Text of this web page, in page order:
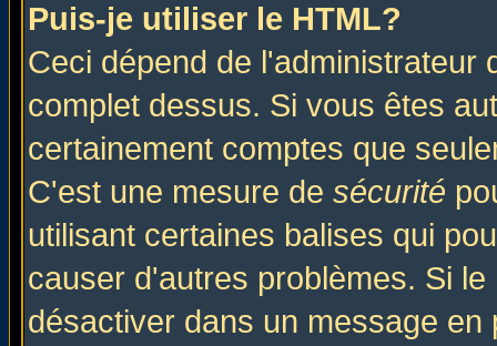
Puis-je utiliser le HTML?
Ceci dépend de l'administrateur
complet dessus. Si vous êtes
certainement comptes que
C'est une mesure de sécurité
utilisant certaines balises qui
causer d'autres problèmes. Si
désactiver dans un message